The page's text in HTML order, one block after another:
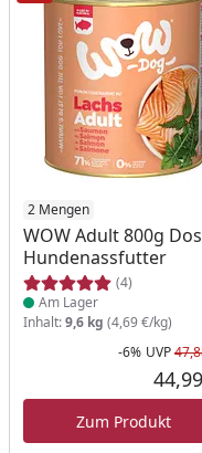
2 Mengen
WOW Adult 800g
Hundenassfutter
(4)
Produkt am Lager
Am Lager
Inhalt:9,6 kg (4,69 €/kg)
-6% UVP
Zum Produkt